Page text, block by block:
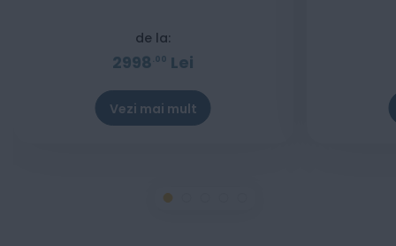
de la:
2998 00 Lei
Vezi mai mult
Stoc epuizat